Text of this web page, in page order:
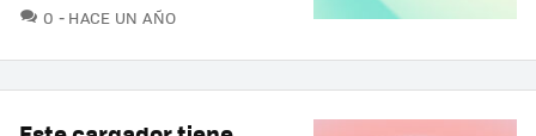
0 COMENTARIOS
HACE UN AÑO